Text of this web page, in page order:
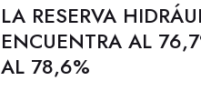
LA RESERVA
ENCUENTRA AL
AL 78,6%